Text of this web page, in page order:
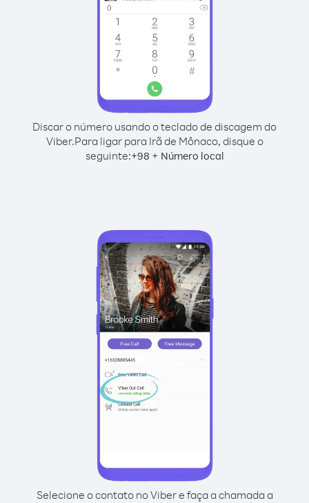
Discar o número usando o teclado de discagem do
Viber.Para ligar para Irã de Mônaco, disque o
seguinte:+98 + Número local
Selecione o contato no Viber e faça a chamada a